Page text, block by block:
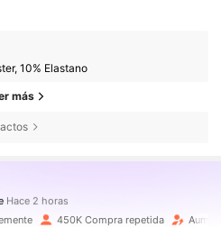
10% Elastano
más
450K Compra repetida